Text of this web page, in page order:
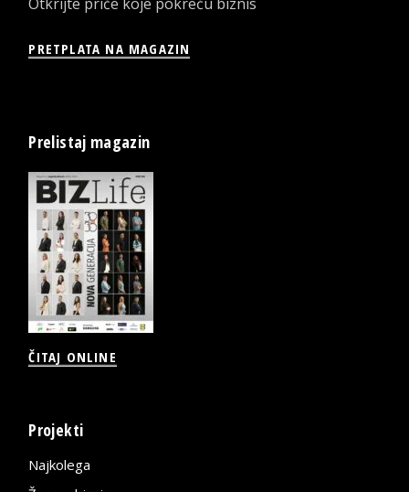
PRETPLATA NA MAGAZIN
Prelistaj magazin
ČITAJ ONLINE
Projekti
Najkolega